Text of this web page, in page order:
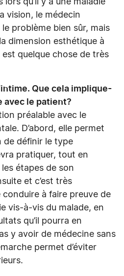
lors qu’il y a une maladie
vision, le médecin
problème bien sûr, mais
dimension esthétique à
est quelque chose de très
Que cela implique-
avec le patient?
préalable avec le
D’abord, elle permet
de définir le type
pratiquer, tout en
étapes de son
et c’est très
à faire preuve de
vis-à-vis du malade, en
qu’il pourra en
y avoir de médecine sans
permet d’éviter